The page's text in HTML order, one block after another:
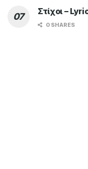
Στίχοι –
0 SHARES